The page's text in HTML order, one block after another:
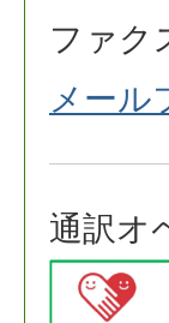
ファク
メール
通訳オ